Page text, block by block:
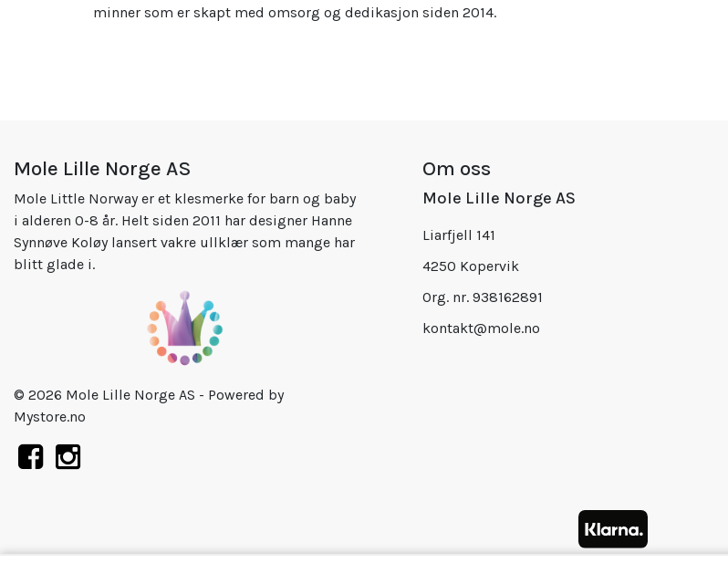
minner som er skapt med omsorg og dedikasjon siden 2014.
Mole Lille Norge AS
Mole Little Norway er et klesmerke for barn og baby
i alderen 0-8 år. Helt siden 2011 har designer Hanne
Synnøve Koløy lansert vakre ullklær som mange har
blitt glade i.
© 2026 Mole Lille Norge AS - Powered by
Mystore.no
Om oss
Mole Lille Norge AS
Liarfjell 141
4250 Kopervik
Org. nr. 938162891
kontakt@mole.no